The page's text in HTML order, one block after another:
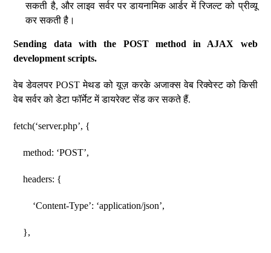
सकती है, और लाइव सर्वर पर डायनामिक आर्डर में रिजल्ट को प्रीव्यू
कर सकती है।
Sending data with the POST method in AJAX web
development scripts.
वेब डेवलपर POST मेथड को यूज़ करके अजाक्स वेब रिक्वेस्ट को किसी
वेब सर्वर को डेटा फॉर्मेट में डायरेक्ट सेंड कर सकते हैं.
fetch(‘server.php’, {
method: ‘POST’,
headers: {
‘Content-Type’: ‘application/json’,
},